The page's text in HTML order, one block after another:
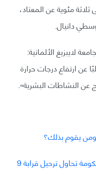
مئوية عن المعتاد،
دانيال.
لايبزيغ الألمانية:
عن ارتفاع درجات حرارة
عن النشاطات البشرية».
ومن يقوم بذلك؟
إعصار موسمي ضرب جنوب اليابان، والحكومة تحاول ترحيل قرابة 9